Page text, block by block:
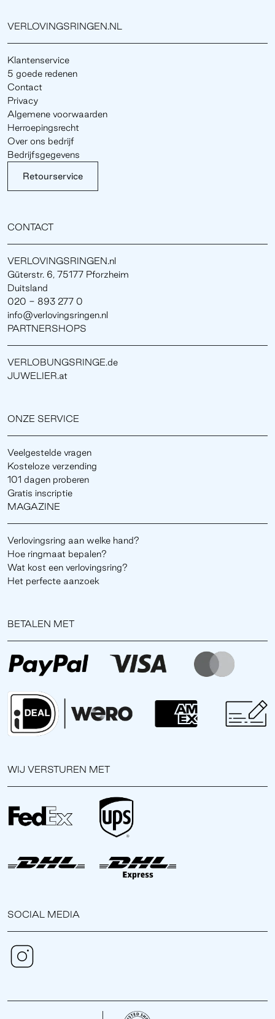
VERLOVINGSRINGEN.NL
Klantenservice
5 goede redenen
Contact
Privacy
Algemene voorwaarden
Herroepingsrecht
Over ons bedrijf
Bedrijfsgegevens
Retourservice
CONTACT
VERLOVINGSRINGEN.nl
Güterstr. 6, 75177 Pforzheim
Duitsland
020 - 893 277 0
info@verlovingsringen.nl
PARTNERSHOPS
VERLOBUNGSRINGE.de
JUWELIER.at
ONZE SERVICE
Veelgestelde vragen
Kosteloze verzending
101 dagen proberen
Gratis inscriptie
MAGAZINE
Verlovingsring aan welke hand?
Hoe ringmaat bepalen?
Wat kost een verlovingsring?
Het perfecte aanzoek
BETALEN MET
WIJ VERSTUREN MET
SOCIAL MEDIA